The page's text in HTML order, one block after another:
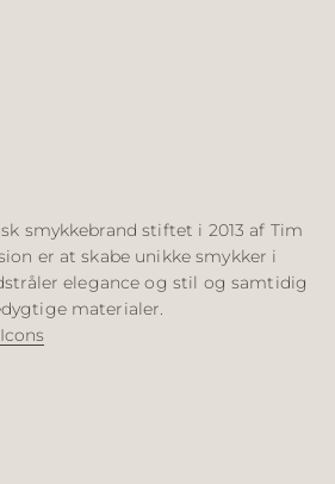
smykkebrand stiftet i 2013 af Tim
er at skabe unikke smykker i
elegance og stil og samtidig
materialer.